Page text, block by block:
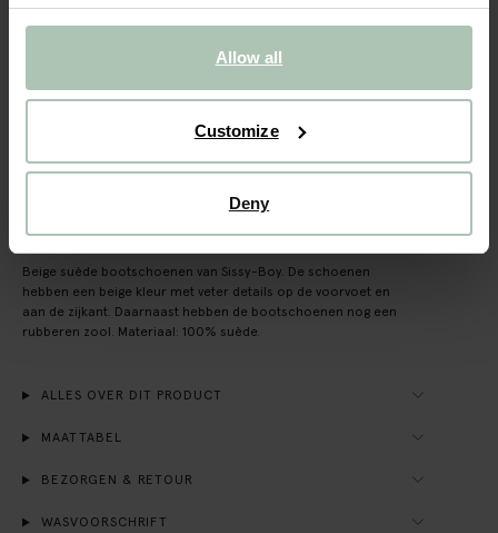
Allow all
Customize
Deny
BEKIJK WINKELVOORRAAD
Gratis verzending naar winkel
Snelle levering
Beige suède bootschoenen van Sissy-Boy. De schoenen
hebben een beige kleur met veter details op de voorvoet en
aan de zijkant. Daarnaast hebben de bootschoenen nog een
rubberen zool. Materiaal: 100% suède.
ALLES OVER DIT PRODUCT
MAATTABEL
BEZORGEN & RETOUR
WASVOORSCHRIFT